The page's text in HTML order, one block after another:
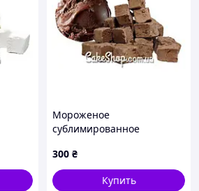
Мороженое
сублимированное
300 ₴
Купить